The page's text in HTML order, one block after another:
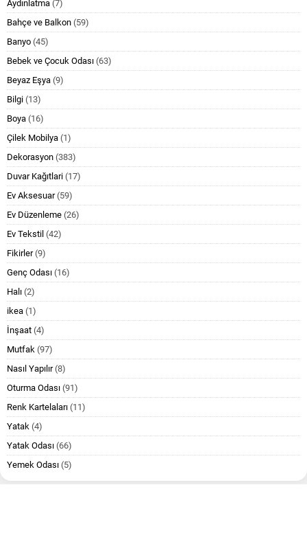
Aydınlatma (7)
Bahçe ve Balkon (59)
Banyo (45)
Bebek ve Çocuk Odası (63)
Beyaz Eşya (9)
Bilgi (13)
Boya (16)
Çilek Mobilya (1)
Dekorasyon (383)
Duvar Kağıtlari (17)
Ev Aksesuar(59)
Ev Düzenleme (26)
Ev Tekstil (42)
Fikirler(9)
Genç Odası (16)
Halı (2)
ikea (1)
İnşaat (4)
Mutfak (97)
Nasıl Yapılır(8)
Oturma Odası (91)
Renk Kartelaları (11)
Yatak (4)
Yatak Odası (66)
Yemek Odası (5)